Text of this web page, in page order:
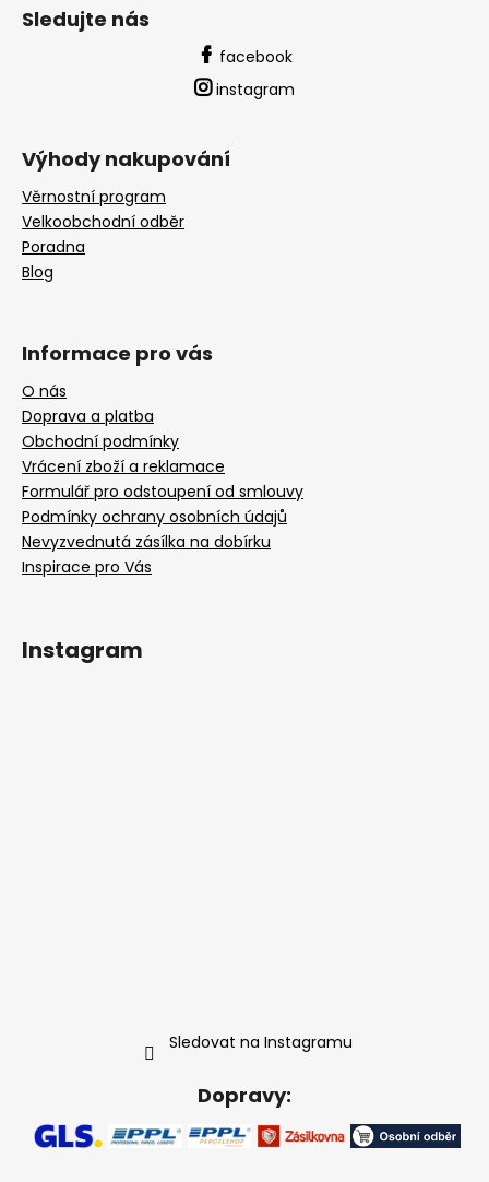
Sledujte nás
facebook
instagram
Výhody nakupování
Věrnostní program
Velkoobchodní odběr
Poradna
Blog
Informace pro vás
O nás
Doprava a platba
Obchodní podmínky
Vrácení zboží a reklamace
Formulář pro odstoupení od smlouvy
Podmínky ochrany osobních údajů
Nevyzvednutá zásílka na dobírku
Inspirace pro Vás
Instagram
Sledovat na Instagramu
Dopravy: